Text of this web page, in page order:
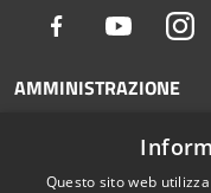
Facebook Youtube
AMMINISTRAZIONE
Organi di Governo
Aree
Questo sito web